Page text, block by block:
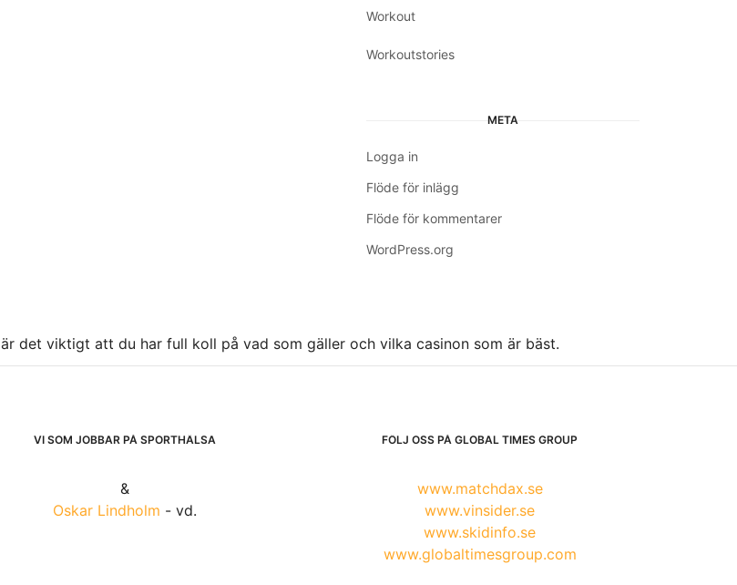
Workout
Workoutstories
META
Logga in
Flöde för inlägg
Flöde för kommentarer
WordPress.org
är det viktigt att du har full koll på vad som gäller och vilka casinon som är bäst.
VI SOM JOBBAR PÅ SPORTHÄLSA
&
Oskar Lindholm - vd.
FÖLJ OSS PÅ GLOBAL TIMES GROUP
www.matchdax.se
www.vinsider.se
www.skidinfo.se
www.globaltimesgroup.com